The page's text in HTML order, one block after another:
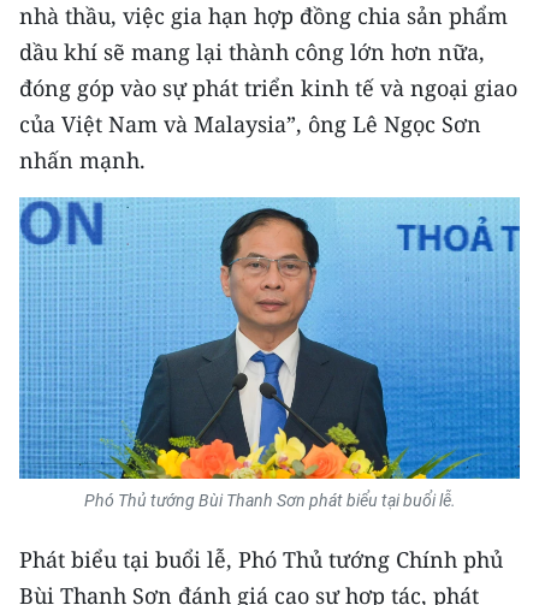
nhà thầu, việc gia hạn hợp đồng chia sản phẩm
dầu khí sẽ mang lại thành công lớn hơn nữa,
đóng góp vào sự phát triển kinh tế và ngoại giao
của Việt Nam và Malaysia”, ông Lê Ngọc Sơn
nhấn mạnh.
Phó Thủ tướng Bùi Thanh Sơn phát biểu tại buổi lễ.
Phát biểu tại buổi lễ, Phó Thủ tướng Chính phủ
Bùi Thanh Sơn đánh giá cao sự hợp tác, phát